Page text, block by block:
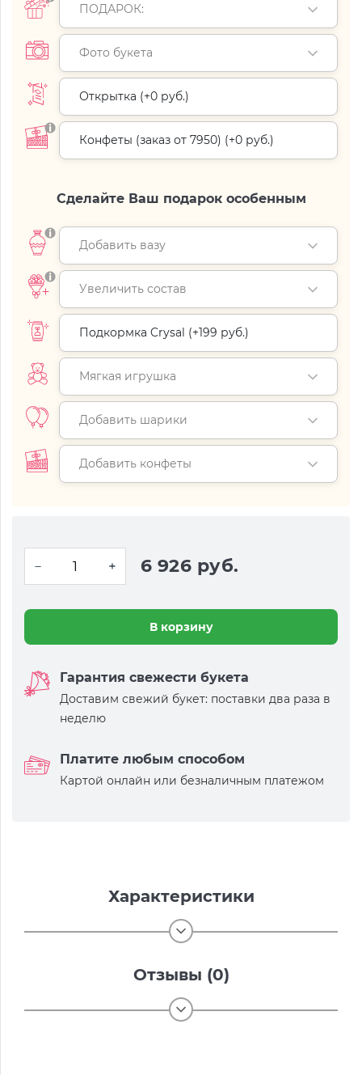
ПОДАРОК:
Фото букета
Открытка (+0 руб.)
Конфеты (заказ от 7950) (+0 руб.)
Сделайте Ваш подарок особенным
Добавить вазу
Увеличить состав
Подкормка Crysal (+199 руб.)
Мягкая игрушка
Добавить шарики
Добавить конфеты
6 926 руб.
В корзину
Гарантия свежести букета
Доставим свежий букет: поставки два раза в
неделю
Платите любым способом
Картой онлайн или безналичным платежом
Характеристики
Отзывы (0)